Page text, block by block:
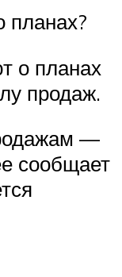
планах?
о планах
продаж.
—
сообщает